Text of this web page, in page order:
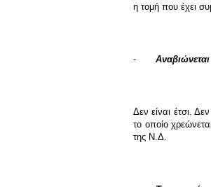
η τομή που έχει
-
Δεν είναι έτσι.
το οποίο
της Ν.Δ.